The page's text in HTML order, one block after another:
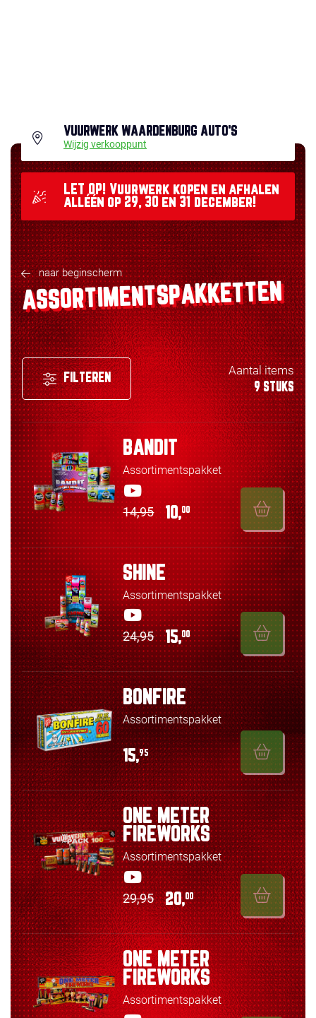
VUURWERK WAARDENBURG AUTO'S
Wijzig verkooppunt
LET OP! Vuurwerk kopen en afhalen
alléén op 29, 30 en 31 december!
naar beginscherm
ASSORTIMENTSPAKKETTEN
FILTEREN
Aantal items
9 STUKS
BANDIT
Assortimentspakket
14,95 10,00
SHINE
Assortimentspakket
24,95 15,00
BONFIRE
Assortimentspakket
15,95
ONE METER
FIREWORKS
Assortimentspakket
29,95 20,00
ONE METER
FIREWORKS
Assortimentspakket